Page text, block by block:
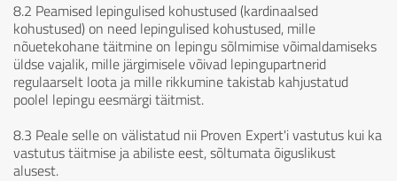
8.2 Peamised lepingulised kohustused (kardinaalsed
kohustused) on need lepingulised kohustused, mille
nõuetekohane täitmine on lepingu sõlmimise võimaldamiseks
üldse vajalik, mille järgimisele võivad lepingupartnerid
regulaarselt loota ja mille rikkumine takistab kahjustatud
poolel lepingu eesmärgi täitmist.
8.3 Peale selle on välistatud nii Proven Expert'i vastutus kui ka
vastutus täitmise ja abiliste eest, sõltumata õiguslikust
alusest.